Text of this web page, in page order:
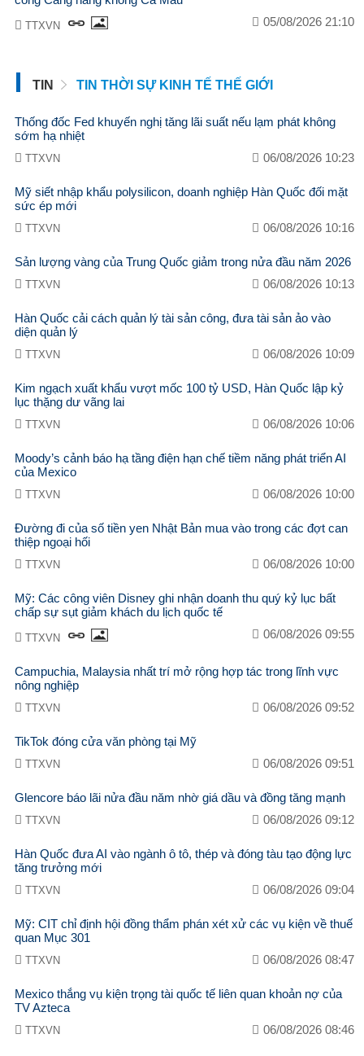
TTXVN 05/08/2026 21:10
TIN TIN THỜI SỰ KINH TẾ THẾ GIỚI
Thống đốc Fed khuyến nghị tăng lãi suất nếu lạm phát không
sớm hạ nhiệt
TTXVN 06/08/2026 10:23
Mỹ siết nhập khẩu polysilicon, doanh nghiệp Hàn Quốc đối mặt
sức ép mới ​
TTXVN 06/08/2026 10:16
Sản lượng vàng của Trung Quốc giảm trong nửa đầu năm 2026
TTXVN 06/08/2026 10:13
Hàn Quốc cải cách quản lý tài sản công, đưa tài sản ảo vào
diện quản lý
TTXVN 06/08/2026 10:09
Kim ngạch xuất khẩu vượt mốc 100 tỷ USD, Hàn Quốc lập kỷ
lục thặng dư vãng lai
TTXVN 06/08/2026 10:06
Moody’s cảnh báo hạ tầng điện hạn chế tiềm năng phát triển AI
của Mexico
TTXVN 06/08/2026 10:00
Đường đi của số tiền yen Nhật Bản mua vào trong các đợt can
thiệp ngoại hối
TTXVN 06/08/2026 10:00
Mỹ: Các công viên Disney ghi nhận doanh thu quý kỷ lục bất
chấp sự sụt giảm khách du lịch quốc tế
TTXVN 06/08/2026 09:55
Campuchia, Malaysia nhất trí mở rộng hợp tác trong lĩnh vực
nông nghiệp
TTXVN 06/08/2026 09:52
TikTok đóng cửa văn phòng tại Mỹ
TTXVN 06/08/2026 09:51
Glencore báo lãi nửa đầu năm nhờ giá dầu và đồng tăng mạnh
TTXVN 06/08/2026 09:12
Hàn Quốc đưa AI vào ngành ô tô, thép và đóng tàu tạo động lực
tăng trưởng mới
TTXVN 06/08/2026 09:04
Mỹ: CIT chỉ định hội đồng thẩm phán xét xử các vụ kiện về thuế
quan Mục 301
TTXVN 06/08/2026 08:47
Mexico thắng vụ kiện trọng tài quốc tế liên quan khoản nợ của
TV Azteca
TTXVN 06/08/2026 08:46